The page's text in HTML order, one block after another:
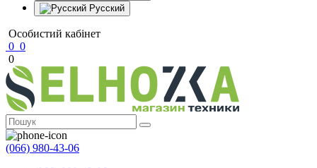
Русский
Особистий кабінет
0 0
0
(066) 980-43-06